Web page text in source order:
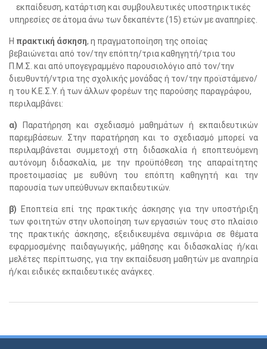
εκπαίδευση, κατάρτιση και συμβουλευτικές υποστηρικτικές
υπηρεσίες σε άτομα άνω των δεκαπέντε (15) ετών με αναπηρίες.
Η πρακτική άσκηση, η πραγματοποίηση της οποίας
βεβαιώνεται από τον/την επόπτη/τρια καθηγητή/τρια του
Π.Μ.Σ. και από υπογεγραμμένο παρουσιολόγιο από τον/την
διευθυντή/ντρια της σχολικής μονάδας ή τον/την προϊστάμενο/
η του Κ.Ε.Σ.Υ. ή των άλλων φορέων της παρούσης παραγράφου,
περιλαμβάνει:
α) Παρατήρηση και σχεδιασμό μαθημάτων ή εκπαιδευτικών
παρεμβάσεων. Στην παρατήρηση και το σχεδιασμό μπορεί να
περιλαμβάνεται συμμετοχή στη διδασκαλία ή εποπτευόμενη
αυτόνομη διδασκαλία, με την προϋπόθεση της απαραίτητης
προετοιμασίας με ευθύνη του επόπτη καθηγητή και την
παρουσία των υπεύθυνων εκπαιδευτικών.
β) Εποπτεία επί της πρακτικής άσκησης για την υποστήριξη
των φοιτητών στην υλοποίηση των εργασιών τους στο πλαίσιο
της πρακτικής άσκησης, εξειδικευμένα σεμινάρια σε θέματα
εφαρμοσμένης παιδαγωγικής, μάθησης και διδασκαλίας ή/και
μελέτες περίπτωσης, για την εκπαίδευση μαθητών με αναπηρία
ή/και ειδικές εκπαιδευτικές ανάγκες.